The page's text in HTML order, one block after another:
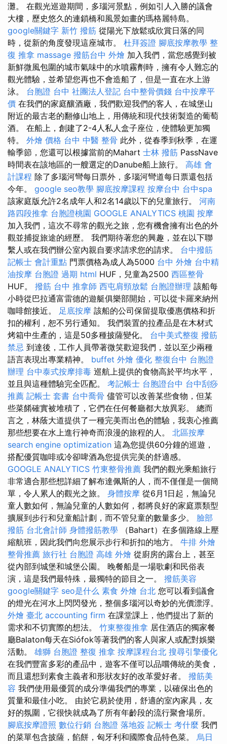
灘。 在觀光巡遊期間，多瑙河景點，例如引人入勝的議會
大樓，歷史悠久的連鎖橋和風景如畫的瑪格麗特島。
google關鍵字 新竹 撥筋 從陽光下放鬆或欣賞日落的同
時，從新的角度發現這座城市。 杜拜簽證 腳底按摩教學 整
復 推拿 massage 撥筋台中 外燴 加入我們，當您感覺到被
新鮮微風包圍的城市氣味中的水噴霧劑時，擁有令人難忘的
觀光體驗，並希望您再也不會造船了，但是一直在水上游
泳。 台胞證 台中 社團法人登記 台中整骨價錢 台中按摩平
價 在我們的家庭釀酒廠，我們歡迎我們的客人，在城堡山
附近的最古老的翻修山地上，用傳統和現代技術製造的葡萄
酒。 在船上，創建了2-4人私人盒子座位，使體驗更加獨
特。 外燴 價格 台中 中醫 整骨 此外，從春季到秋季，在運
輸季節，您還可以根據當前的Mahart 士林 撥筋 PassNave
時間表在該地區的一艘選定的Danube船上旅行。 高雄 會
計課程 除了多瑙河彎每日票外，多瑙河彎道每日票還包括
今年。 google seo教學 腳底按摩課程 按摩台中 台中spa
該家庭版允許2名成年人和2名14歲以下的兒童旅行。 河南
路四段推拿 台胞證桃園 GOOGLE ANALYTICS 桃園 按摩
加入我們，這次不尋常的觀光之旅，您有機會擁有出色的外
觀並捕捉旅途的經歷。 我們期待著您的興趣，並在以下聯
繫人或在我們辦公室內親自要求請求您的請求。 台中撥筋
記帳士 會計重點 門票價格為成人為5000 台中 外燴 台中精
油按摩 台胞證 過期 html HUF，兒童為2500 西區整骨
HUF。 撥筋 台中 推拿師 西屯肩頸放鬆 台胞證辦理 該船每
小時從巴拉通富雷德的遊艇俱樂部開始，可以從卡羅來納州
咖啡館接近。 足底按摩 該船的公司保留提取優惠價格和折
扣的權利，恕不另行通知。 我們裝置的拉產品是在木材式
烤箱中生產的，這是50多種披薩變化。 台中美式整復 撥筋
禁忌 到達後，工作人員帶著微笑歡迎我們，並以至少兩種
語言表現出專業精神。 buffet 外燴 優化 整復台中 台胞證
辦理 台中泰式按摩排毒 巡航上提供的食物高於平均水平，
並且與這種體驗完全匹配。 考記帳士 台胞證台中 台中刮痧
推薦 記帳士 套書 台中喬骨 儘管可以改善某些食物，但某
些菜餚確實被堆積了，它們在任何餐廳都大放異彩。 總而
言之，林蔭大道提供了一種完美而出色的體驗，我衷心推薦
那些想要在水上進行神奇而浪漫的旅程的人。 北區按摩
search engine optimization 這為您提供60分鐘的巡遊，
搭配優質咖啡或冷卻啤酒為您提供完美的舒適感。
GOOGLE ANALYTICS 竹東整骨推薦 我們的觀光乘船旅行
非常適合那些想詳細了解布達佩斯的人，而不僅僅是一個簡
單，令人累人的觀光之旅。 身體按摩 從6月1日起，無論兒
童人數如何，無論兒童的人數如何，都將良好的家庭票類型
擴展到步行和兒童船計劃，而不管兒童的數量多少。 臉部
撥筋 台北會計師 身體撥筋教學 （Bahart）在多個路線上壓
縮航班，因此我們向您展示步行和折扣的地方。 牛排 外燴
整骨推薦 旅行社 台胞證 高雄 外燴 從廚房的露台上，甚至
從內部到城堡和城堡公園。 晚餐船是一場歌劇和民俗表
演，這是我們最特殊，最獨特的節目之一。 撥筋美容
google關鍵字 seo是什么 素食 外燴 台北 您可以看到議會
的燈光在河水上閃閃發光，整個多瑙河以奇妙的光價漂浮。
外燴 臺北 accounting firm 在課堂課上，他們提出了新的
需求和不切實際的想法。 竹東整復推拿 居住酒店的獨家餐
廳Balaton每天在Siófok等著我們的客人與家人或配對娛樂
活動。 雄獅 台胞證 整復 推拿 按摩課程台北 搜尋引擎優化
在我們豐富多彩的產品中，遊客不僅可以品嚐傳統的美食，
而且還想到素食主義者和形狀友好的改革愛好者。 撥筋美
容 我們使用最優質的成分準備我們的專業，以確保出色的
質量和最佳小吃。 由於它易於使用，舒適的室內家具，友
好的氛圍，它很快就成為了所有年齡段的流行聚會場所。
腳底按摩證照 數位行銷 台胞證 落地簽 記帳士 考什麼 我們
的菜單包含披薩，餡餅，匈牙利和國際食品特色菜。 烏日